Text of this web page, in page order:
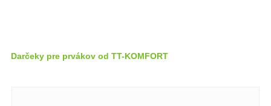
Darčeky pre prvákov od TT-KOMFORT